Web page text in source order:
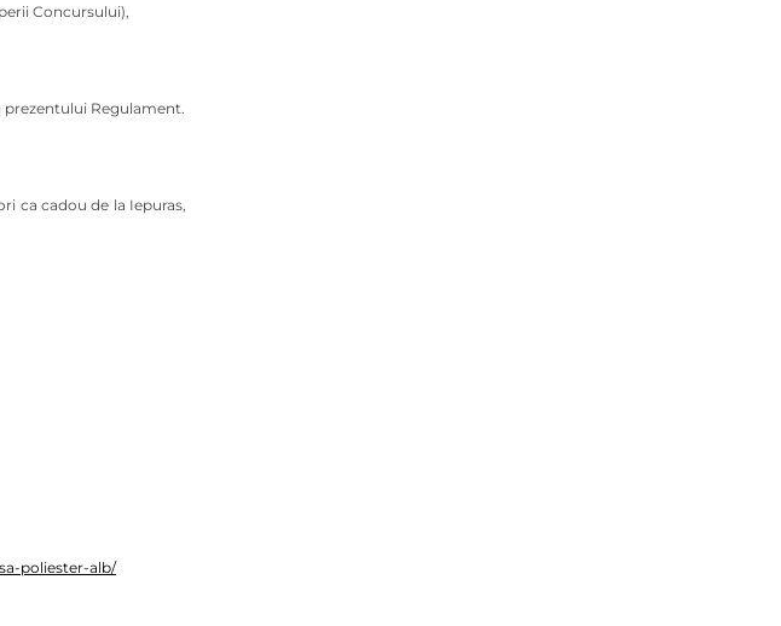
Concursului),
Regulament.
ca cadou de la Iepuras,
poliester-alb/